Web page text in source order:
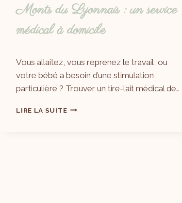
Monts du Lyonnais : un service
médical à domicile
Laëtitia
Vous allaitez, vous reprenez le travail, ou
votre bébé a besoin d’une stimulation
particulière ? Trouver un tire-lait médical de…
LIRE LA SUITE